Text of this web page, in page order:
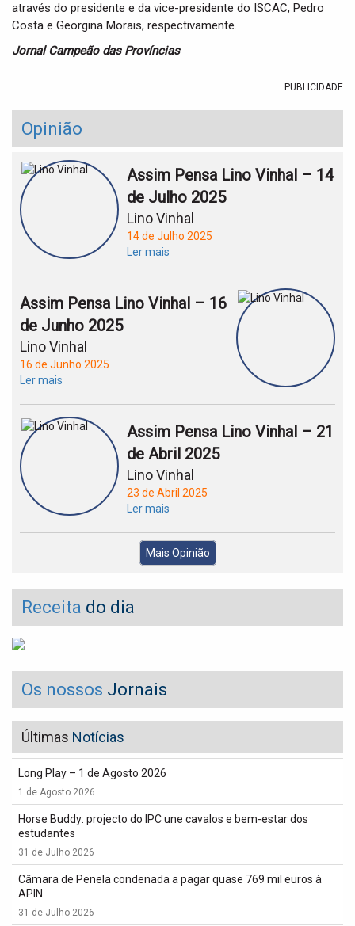
através do presidente e da vice-presidente do ISCAC, Pedro
Costa e Georgina Morais, respectivamente.
Jornal Campeão das Províncias
PUBLICIDADE
Opinião
Assim Pensa Lino Vinhal – 14
de Julho 2025
Lino Vinhal
14 de Julho 2025
Ler mais
Assim Pensa Lino Vinhal – 16
de Junho 2025
Lino Vinhal
16 de Junho 2025
Ler mais
Assim Pensa Lino Vinhal – 21
de Abril 2025
Lino Vinhal
23 de Abril 2025
Ler mais
Mais Opinião
Receita do dia
Os nossos Jornais
Últimas Notícias
Long Play – 1 de Agosto 2026
1 de Agosto 2026
Horse Buddy: projecto do IPC une cavalos e bem-estar dos
estudantes
31 de Julho 2026
Câmara de Penela condenada a pagar quase 769 mil euros à
APIN
31 de Julho 2026